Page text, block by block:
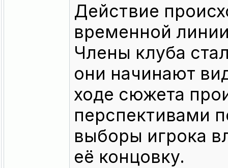
Действие
временной
Члены клуба
они начинают
ходе сюжета
перспективами
выборы игрока
её концовку.